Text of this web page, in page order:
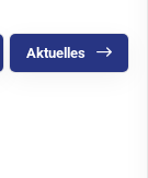
Aktuelles